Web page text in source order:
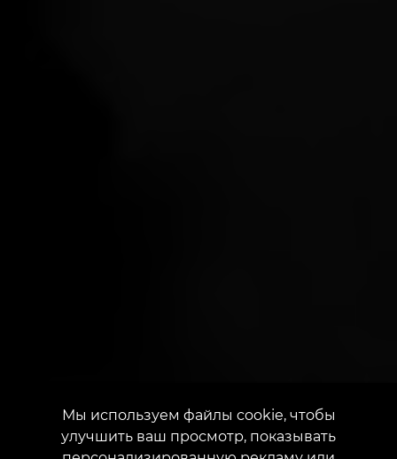
Мы используем файлы cookie, чтобы
улучшить ваш просмотр, показывать